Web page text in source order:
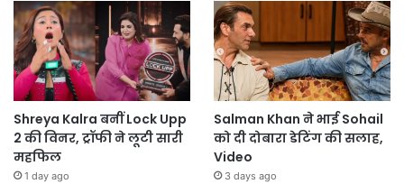
Shreya Kalra बनीं Lock Upp
2 की विनर, ट्रॉफी ने लूटी सारी
महफिल
1 day ago
Salman Khan ने भाई Sohail
को दी दोबारा डेटिंग की सलाह,
Video
3 days ago